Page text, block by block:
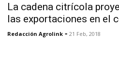
La cadena citrícola
las exportaciones en el
Redacción Agrolink - 21 Feb, 2018